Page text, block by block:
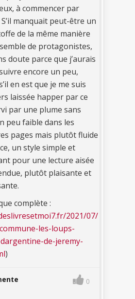
à commencer par
manquait peut-être un
de la même manière
de protagonistes,
doute parce que j’aurais
encore un peu,
en est que je me suis
laissée happer par ce
par une plume sans
peu faible dans les
pages mais plutôt fluide
un style simple et
pour une lecture aisée
plutôt plaisante et
complète :
2021/07/
les-loups-
de-jeremy-
)
0